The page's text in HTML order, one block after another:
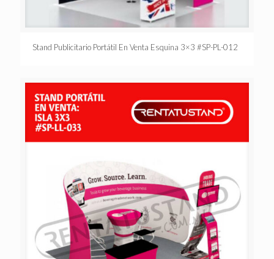
Stand Publicitario Portátil En Venta Esquina 3×3 #SP-PL-012